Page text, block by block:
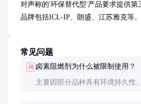
对声称的'环保替代型'产品要求提供第
品牌包括ICL-IP、朗盛、江苏雅克等。
常见问题
问 卤素阻燃剂为什么被限制使用？
主要因部分品种具有环境持久性